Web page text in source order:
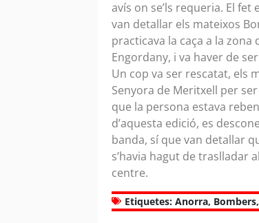
avís on se’ls requeria. El fet
van detallar els mateixos
practicava la caça a la zona
Engordany, i va haver de
Un cop va ser rescatat, els
Senyora de Meritxell per
que la persona estava
d’aquesta edició, es
banda, sí que van detallar
s’havia hagut de traslladar
centre.
Etiquetes: Anorra, Bombers,